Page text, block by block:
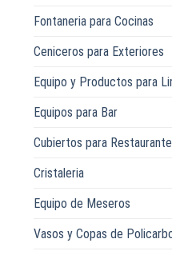
Fontaneria para Cocinas
Ceniceros para Exteriores
Equipo y Productos para
Equipos para Bar
Cubiertos para
Cristaleria
Equipo de Meseros
Vasos y Copas de